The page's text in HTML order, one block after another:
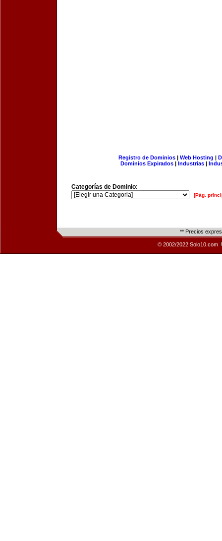
Registro de Dominios| Web Hosting |
Dominios Expirados | Industrias |
Categorías de Dominio:
[Pág.
** Precios
© 2002/2022 Solo10.com